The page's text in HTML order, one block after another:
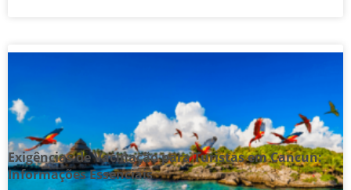
Exigências de Vacinação para Turistas em Cancun:
Informações Essenciais